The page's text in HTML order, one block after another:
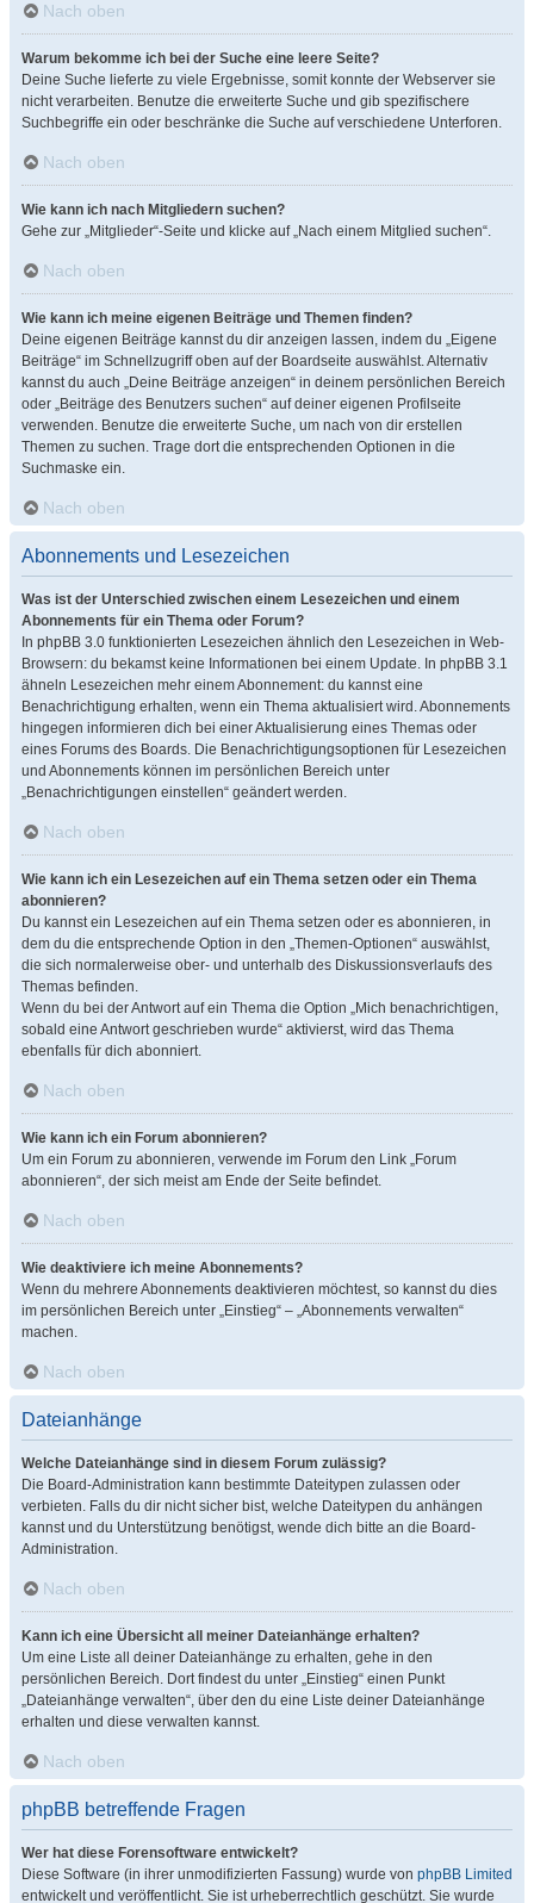
Nach oben
Warum bekomme ich bei der Suche eine leere Seite?
Deine Suche lieferte zu viele Ergebnisse, somit konnte der Webserver sie
nicht verarbeiten. Benutze die erweiterte Suche und gib spezifischere
Suchbegriffe ein oder beschränke die Suche auf verschiedene Unterforen.
Nach oben
Wie kann ich nach Mitgliedern suchen?
Gehe zur „Mitglieder“-Seite und klicke auf „Nach einem Mitglied suchen“.
Nach oben
Wie kann ich meine eigenen Beiträge und Themen finden?
Deine eigenen Beiträge kannst du dir anzeigen lassen, indem du „Eigene
Beiträge“ im Schnellzugriff oben auf der Boardseite auswählst. Alternativ
kannst du auch „Deine Beiträge anzeigen“ in deinem persönlichen Bereich
oder „Beiträge des Benutzers suchen“ auf deiner eigenen Profilseite
verwenden. Benutze die erweiterte Suche, um nach von dir erstellen
Themen zu suchen. Trage dort die entsprechenden Optionen in die
Suchmaske ein.
Nach oben
Abonnements und Lesezeichen
Was ist der Unterschied zwischen einem Lesezeichen und einem
Abonnements für ein Thema oder Forum?
In phpBB 3.0 funktionierten Lesezeichen ähnlich den Lesezeichen in Web-
Browsern: du bekamst keine Informationen bei einem Update. In phpBB 3.1
ähneln Lesezeichen mehr einem Abonnement: du kannst eine
Benachrichtigung erhalten, wenn ein Thema aktualisiert wird. Abonnements
hingegen informieren dich bei einer Aktualisierung eines Themas oder
eines Forums des Boards. Die Benachrichtigungsoptionen für Lesezeichen
und Abonnements können im persönlichen Bereich unter
„Benachrichtigungen einstellen“ geändert werden.
Nach oben
Wie kann ich ein Lesezeichen auf ein Thema setzen oder ein Thema
abonnieren?
Du kannst ein Lesezeichen auf ein Thema setzen oder es abonnieren, in
dem du die entsprechende Option in den „Themen-Optionen“ auswählst,
die sich normalerweise ober- und unterhalb des Diskussionsverlaufs des
Themas befinden.
Wenn du bei der Antwort auf ein Thema die Option „Mich benachrichtigen,
sobald eine Antwort geschrieben wurde“ aktivierst, wird das Thema
ebenfalls für dich abonniert.
Nach oben
Wie kann ich ein Forum abonnieren?
Um ein Forum zu abonnieren, verwende im Forum den Link „Forum
abonnieren“, der sich meist am Ende der Seite befindet.
Nach oben
Wie deaktiviere ich meine Abonnements?
Wenn du mehrere Abonnements deaktivieren möchtest, so kannst du dies
im persönlichen Bereich unter „Einstieg“ – „Abonnements verwalten“
machen.
Nach oben
Dateianhänge
Welche Dateianhänge sind in diesem Forum zulässig?
Die Board-Administration kann bestimmte Dateitypen zulassen oder
verbieten. Falls du dir nicht sicher bist, welche Dateitypen du anhängen
kannst und du Unterstützung benötigst, wende dich bitte an die Board-
Administration.
Nach oben
Kann ich eine Übersicht all meiner Dateianhänge erhalten?
Um eine Liste all deiner Dateianhänge zu erhalten, gehe in den
persönlichen Bereich. Dort findest du unter „Einstieg“ einen Punkt
„Dateianhänge verwalten“, über den du eine Liste deiner Dateianhänge
erhalten und diese verwalten kannst.
Nach oben
phpBB betreffende Fragen
Wer hat diese Forensoftware entwickelt?
Diese Software (in ihrer unmodifizierten Fassung) wurde von phpBB Limited
entwickelt und veröffentlicht. Sie ist urheberrechtlich geschützt. Sie wurde